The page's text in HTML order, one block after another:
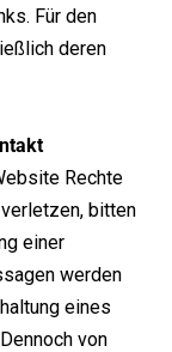
Für den
deren
Rechte
bitten
einer
werden
eines
von